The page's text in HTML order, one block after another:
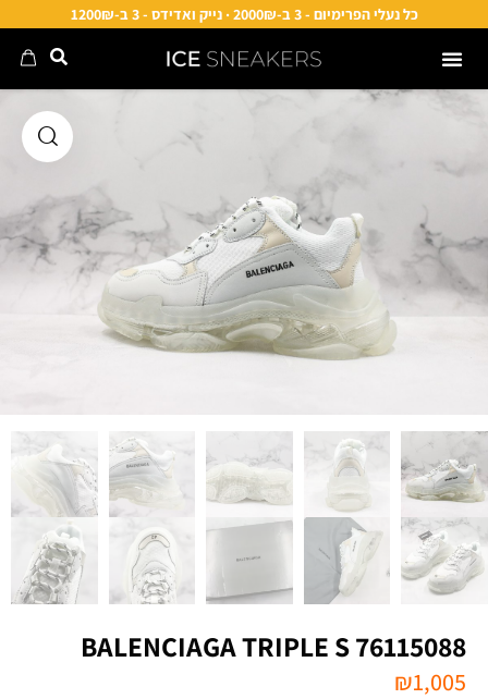
כל נעלי הפרימיום - 3 ב-2000₪ · נייק ואדידס - 3 ב-1200₪
BALENCIAGA TRIPLE S 76115088
₪1,005